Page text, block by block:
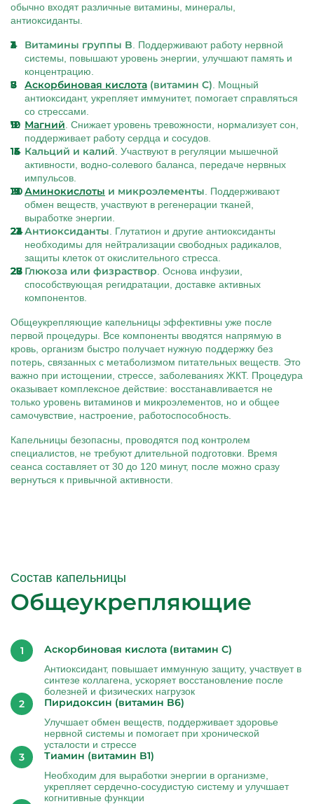
обычно входят различные витамины, минералы,
антиоксиданты.
Витамины группы B . Поддерживают работу нервной
системы, повышают уровень энергии, улучшают память и
концентрацию.
Аскорбиновая кислота (витамин C) . Мощный
антиоксидант, укрепляет иммунитет, помогает справляться
со стрессами.
Магний . Снижает уровень тревожности, нормализует сон,
поддерживает работу сердца и сосудов.
Кальций и калий . Участвуют в регуляции мышечной
активности, водно-солевого баланса, передаче нервных
импульсов.
Аминокислоты и микроэлементы . Поддерживают
обмен веществ, участвуют в регенерации тканей,
выработке энергии.
Антиоксиданты . Глутатион и другие антиоксиданты
необходимы для нейтрализации свободных радикалов,
защиты клеток от окислительного стресса.
Глюкоза или физраствор . Основа инфузии,
способствующая регидратации, доставке активных
компонентов.
Общеукрепляющие капельницы эффективны уже после
первой процедуры. Все компоненты вводятся напрямую в
кровь, организм быстро получает нужную поддержку без
потерь, связанных с метаболизмом питательных веществ. Это
важно при истощении, стрессе, заболеваниях ЖКТ. Процедура
оказывает комплексное действие: восстанавливается не
только уровень витаминов и микроэлементов, но и общее
самочувствие, настроение, работоспособность.
Капельницы безопасны, проводятся под контролем
специалистов, не требуют длительной подготовки. Время
сеанса составляет от 30 до 120 минут, после можно сразу
вернуться к привычной активности.
Состав капельницы
Общеукрепляющие
Аскорбиновая кислота (витамин C)
Антиоксидант, повышает иммунную защиту, участвует в
синтезе коллагена, ускоряет восстановление после
болезней и физических нагрузок
Пиридоксин (витамин B6)
Улучшает обмен веществ, поддерживает здоровье
нервной системы и помогает при хронической
усталости и стрессе
Тиамин (витамин B1)
Необходим для выработки энергии в организме,
укрепляет сердечно-сосудистую систему и улучшает
когнитивные функции